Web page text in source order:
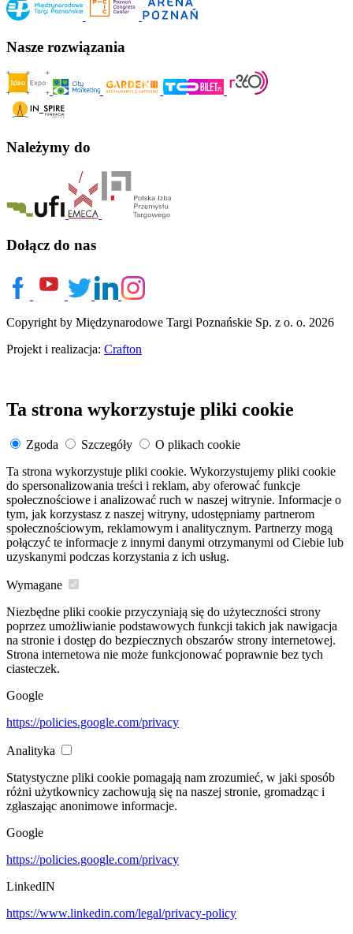
Nasze rozwiązania
Należymy do
Dołącz do nas
Copyright by Międzynarodowe Targi Poznańskie Sp. z o. o. 2026
Projekt i realizacja: Crafton
Ta strona wykorzystuje pliki cookie
Zgoda Szczegóły
O plikach cookie
Ta strona wykorzystuje pliki cookie. Wykorzystujemy pliki cookie
do spersonalizowania treści i reklam, aby oferować funkcje
społecznościowe i analizować ruch w naszej witrynie. Informacje o
tym, jak korzystasz z naszej witryny, udostępniamy partnerom
społecznościowym, reklamowym i analitycznym. Partnerzy mogą
połączyć te informacje z innymi danymi otrzymanymi od Ciebie lub
uzyskanymi podczas korzystania z ich usług.
Wymagane
Niezbędne pliki cookie przyczyniają się do użyteczności strony
poprzez umożliwianie podstawowych funkcji takich jak nawigacja
na stronie i dostęp do bezpiecznych obszarów strony internetowej.
Strona internetowa nie może funkcjonować poprawnie bez tych
ciasteczek.
Google
https://policies.google.com/privacy
Analityka
Statystyczne pliki cookie pomagają nam zrozumieć, w jaki sposób
różni użytkownicy zachowują się na naszej stronie, gromadząc i
zgłaszając anonimowe informacje.
Google
https://policies.google.com/privacy
LinkedIN
https://www.linkedin.com/legal/privacy-policy